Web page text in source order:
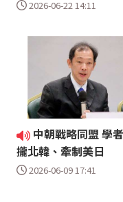
2026-06-22 14:11
中朝戰略同盟 學
攏北韓、牽制美日
2026-06-09 17:41